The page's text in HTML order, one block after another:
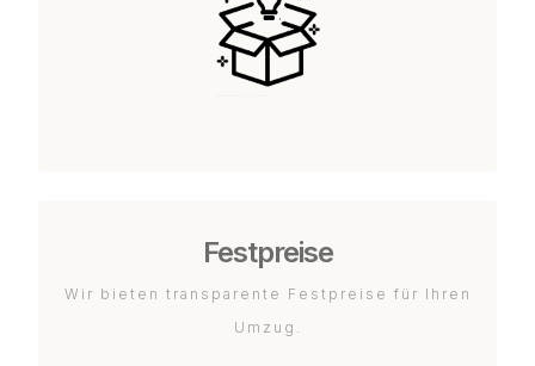
Festpreise
Wir bieten transparente Festpreise für Ihren
Umzug.